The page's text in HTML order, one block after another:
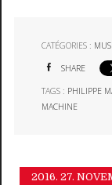
CATÉGORIES :
SHARE
TAGS : PHILIPPE
MACHINE
2016. 27.